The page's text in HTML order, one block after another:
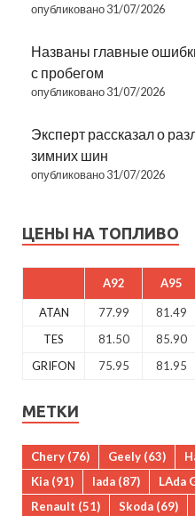
опубликовано 31/07/2026
Названы главные
с пробегом
опубликовано 31/07/2026
Эксперт рассказал о
зимних шин
опубликовано 31/07/2026
ЦЕНЫ НА ТОПЛИВО
A92 A95
ATAN 77.99 81.49
TES
81.50 85.90
GRIFON
75.95 81.95
МЕТКИ
Chery (76) Geely (63)
Kia (91) lada (87) LAda
Renault (51) Skoda (69)